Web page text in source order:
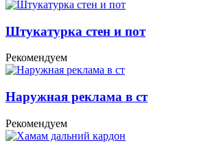
Штукатурка стен и пот
Рекомендуем
Наружная реклама в ст
Рекомендуем